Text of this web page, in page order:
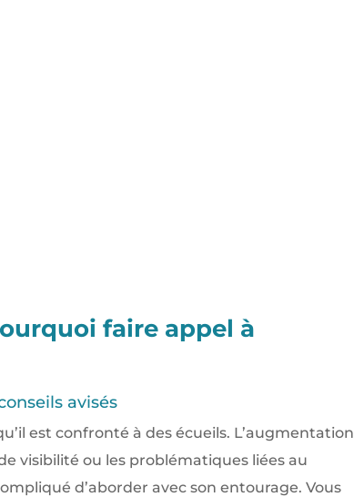
faire appel à
avisés
est confronté à des écueils. L’augmentation
visibilité ou les problématiques liées au
d’aborder avec son entourage. Vous